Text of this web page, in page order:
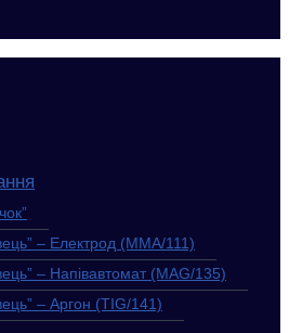
– Електрод (MMA/111)
– Напівавтомат (MAG/135)
– Аргон (TIG/141)